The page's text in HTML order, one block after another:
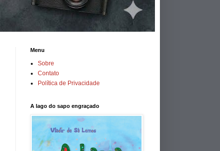
Menu
Sobre
Contato
Política de Privacidade
A lago do sapo engraçado